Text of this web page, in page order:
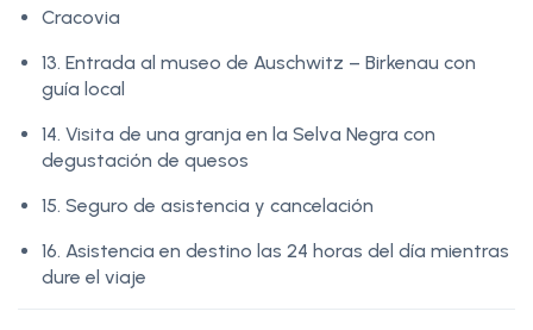
Cracovia
13. Entrada al museo de Auschwitz – Birkenau con
guía local
14. Visita de una granja en la Selva Negra con
degustación de quesos
15. Seguro de asistencia y cancelación
16. Asistencia en destino las 24 horas del día mientras
dure el viaje